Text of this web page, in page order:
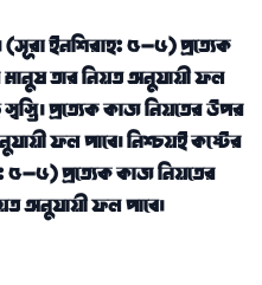
(সূরা ইনশিরাহ: ৫-৬) প্রত্যেক
তার নিয়ত অনুযায়ী ফল
প্রত্যেক কাজ নিয়তের উপর
ফল পাবে। নিশ্চয়ই কষ্টের
৫-৬) প্রত্যেক কাজ নিয়তের
অনুযায়ী ফল পাবে।